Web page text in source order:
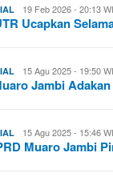
19 Feb 2026 - 20:13
Ucapkan
15 Agu 2025 - 19:50
Jambi
15 Agu 2025 - 15:46
Muaro Jambi